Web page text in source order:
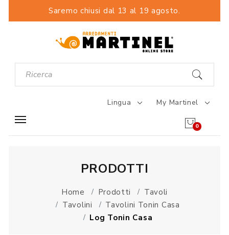
Saremo chiusi dal 13 al 19 agosto.
Lingua My Martinel
0
PRODOTTI
Home Prodotti
Tavoli
Tavolini
Tavolini Tonin Casa
Log Tonin Casa